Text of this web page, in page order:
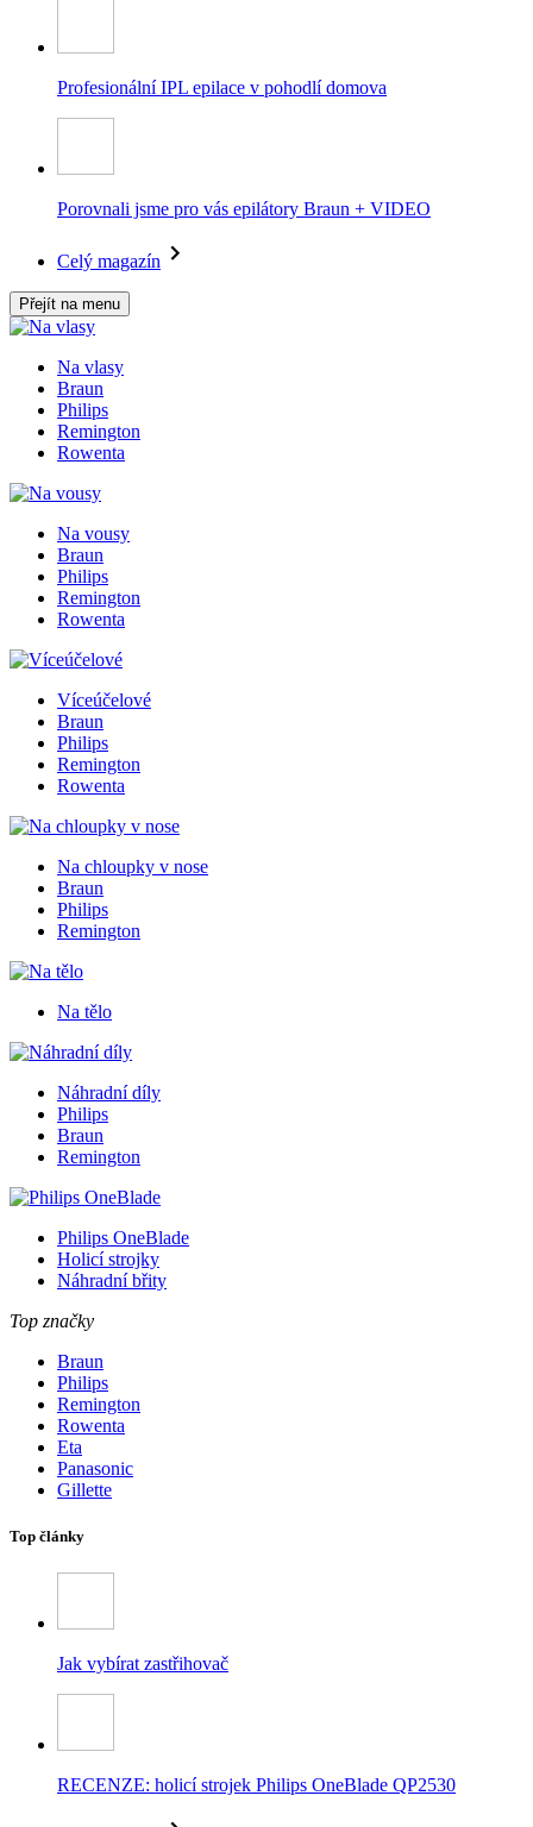
Profesionální IPL epilace v pohodlí domova
Porovnali jsme pro vás epilátory Braun + VIDEO
Celý magazín
Přejít na menu
Na vlasy
Braun
Philips
Remington
Rowenta
Na vousy
Braun
Philips
Remington
Rowenta
Víceúčelové
Braun
Philips
Remington
Rowenta
Na chloupky v nose
Braun
Philips
Remington
Na tělo
Náhradní díly
Philips
Braun
Remington
Philips OneBlade
Holicí strojky
Náhradní břity
Top značky
Braun
Philips
Remington
Rowenta
Eta
Panasonic
Gillette
Top články
Jak vybírat zastřihovač
RECENZE: holicí strojek Philips OneBlade QP2530